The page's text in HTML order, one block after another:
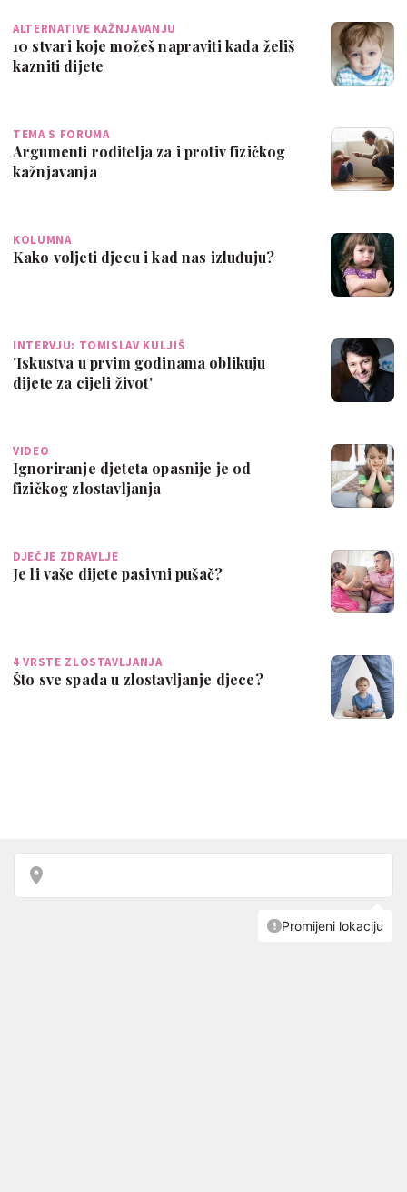
ALTERNATIVE KAŽNJAVANJU
10 stvari koje možeš napraviti kada želiš
kazniti dijete
TEMA S FORUMA
Argumenti roditelja za i protiv fizičkog
kažnjavanja
KOLUMNA
Kako voljeti djecu i kad nas izluđuju?
INTERVJU: TOMISLAV KULJIŠ
'Iskustva u prvim godinama oblikuju
dijete za cijeli život'
VIDEO
Ignoriranje djeteta opasnije je od
fizičkog zlostavljanja
DJEČJE ZDRAVLJE
Je li vaše dijete pasivni pušač?
4 VRSTE ZLOSTAVLJANJA
Što sve spada u zlostavljanje djece?